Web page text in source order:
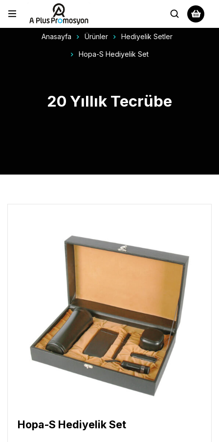
Anasayfa Ürünler Hediyelik Setler
Hopa-S Hediyelik Set
20 Yıllık Tecrübe
Hopa-S Hediyelik Set